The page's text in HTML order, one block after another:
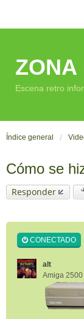
ZONA
Escena retro
Índice general
Cómo se
Responder
CONECTADO
alt
Amiga 2500